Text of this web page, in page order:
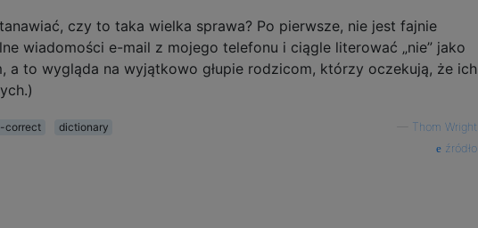
czy to taka wielka sprawa? Po pierwsze, nie jest fajnie
wiadomości e-mail z mojego telefonu i ciągle literować „nie” jako
a to wygląda na wyjątkowo głupie rodzicom, którzy oczekują, że ich
correct
dictionary
Thom Wright
źródło